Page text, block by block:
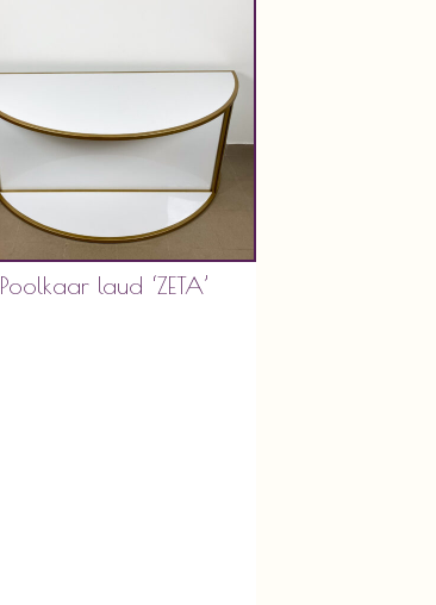
Poolkaar laud ‘ZETA’